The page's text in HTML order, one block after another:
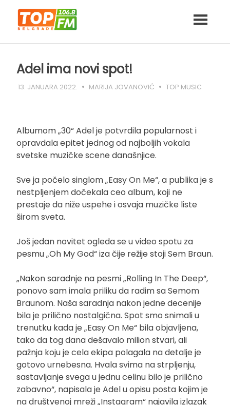
content
Adel ima novi spot!
13. JANUARA 2022. MARIJA JOVANOVIĆ TOP MUSIC
Albumom „30“ Adel je potvrdila popularnost i
opravdala epitet jednog od najboljih vokala
svetske muzičke scene današnjice.
Sve ja počelo singlom „Easy On Me“, a publika je s
nestpljenjem dočekala ceo album, koji ne
prestaje da niže uspehe i osvaja muzičke liste
širom sveta.
Još jedan novitet ogleda se u video spotu za
pesmu „Oh My God“ iza čije režije stoji Sem Braun.
„Nakon saradnje na pesmi „Rolling In The Deep“,
ponovo sam imala priliku da radim sa Semom
Braunom. Naša saradnja nakon jedne decenije
bila je prilično nostalgična. Spot smo snimali u
trenutku kada je „Easy On Me“ bila objavljena,
tako da tog dana dešavalo milion stvari, ali
pažnja koju je cela ekipa polagala na detalje je
gotovo urnebesna. Hvala svima na strpljenju,
sastavljanje svega u jednu celinu bilo je prilično
zabavno“, napisala je Adel u opisu posta kojim je
na društvenoj mreži „Instagram“ najavila izlazak